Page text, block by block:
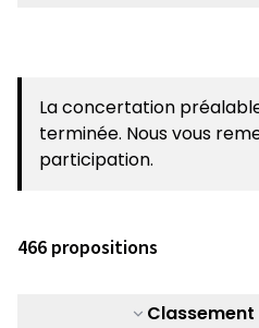
La concertation
terminée. Nous vous
participation.
466 propositions